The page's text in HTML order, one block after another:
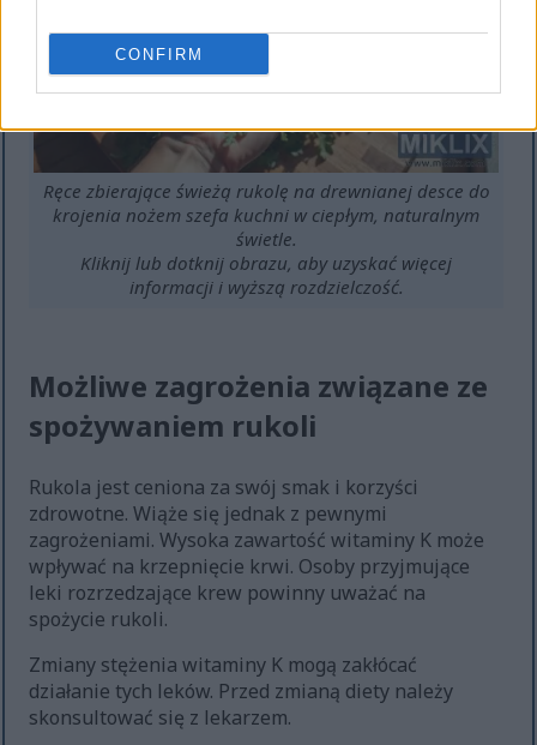
CONFIRM
Ręce zbierające świeżą rukolę na drewnianej desce do
krojenia nożem szefa kuchni w ciepłym, naturalnym
świetle.
Kliknij lub dotknij obrazu, aby uzyskać więcej
informacji i wyższą rozdzielczość.
Możliwe zagrożenia związane ze
spożywaniem rukoli
Rukola jest ceniona za swój smak i korzyści
zdrowotne. Wiąże się jednak z pewnymi
zagrożeniami. Wysoka zawartość witaminy K może
wpływać na krzepnięcie krwi. Osoby przyjmujące
leki rozrzedzające krew powinny uważać na
spożycie rukoli.
Zmiany stężenia witaminy K mogą zakłócać
działanie tych leków. Przed zmianą diety należy
skonsultować się z lekarzem.